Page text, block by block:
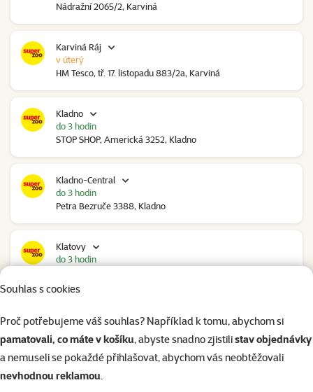
Souhlas s cookies
Proč potřebujeme váš souhlas? Například k tomu, abychom si
pamatovali, co máte v košíku, abyste snadno zjistilistav objednávky
a nemuseli se pokaždé přihlašovat, abychom vás neobtěžovali
nevhodnou reklamou.
Nádražní 2065/2, Karviná
Karviná Ráj
HM Tesco, tř. 17. listopadu 883/2a, Karviná
v úterý
Kladno
STOP SHOP, Americká 3252, Kladno
do 3 hodin
Kladno-Central
Petra Bezruče 3388, Kladno
do 3 hodin
Klatovy
do 3 hodin
Polepská 979, Kolín
do 2 hodin
Kolín Ovčáry